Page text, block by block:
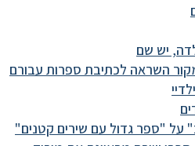
יש שם
השראה לכתיבת ספרות עבורם
"ספר גדול עם שירים קטנים"